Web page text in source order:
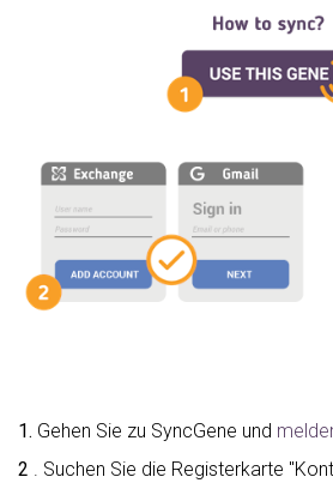
1. Gehen Sie zu SyncGene und
2 . Suchen Sie die Registerkarte